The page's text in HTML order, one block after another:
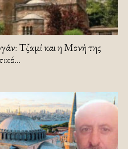
Τζαμί και η Μονή της